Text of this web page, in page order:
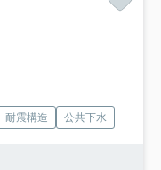
耐震構造 公共下水